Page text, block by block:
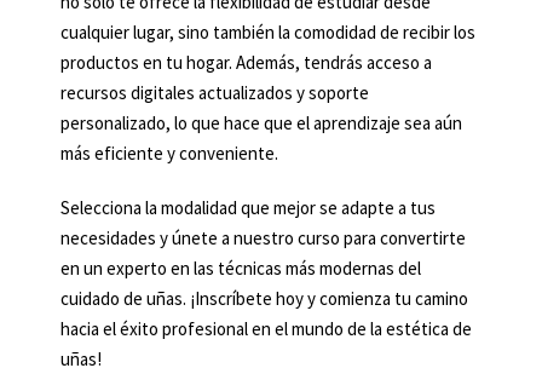
cualquier lugar, sino también la comodidad de recibir los
productos en tu hogar. Además, tendrás acceso a
recursos digitales actualizados y soporte
personalizado, lo que hace que el aprendizaje sea aún
más eficiente y conveniente.
Selecciona la modalidad que mejor se adapte a tus
necesidades y únete a nuestro curso para convertirte
en un experto en las técnicas más modernas del
cuidado de uñas. ¡Inscríbete hoy y comienza tu camino
hacia el éxito profesional en el mundo de la estética de
uñas!